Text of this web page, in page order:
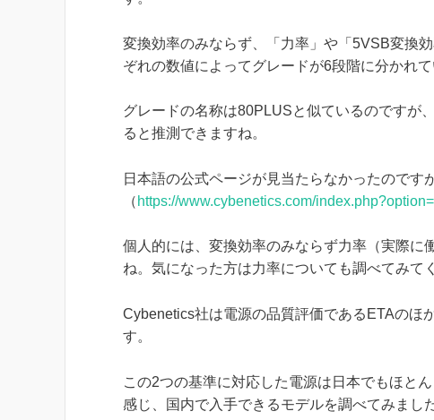
変換効率のみならず、「力率」や「5VSB変換
ぞれの数値によってグレードが6段階に分かれて
グレードの名称は80PLUSと似ているのですが
ると推測できますね。
日本語の公式ページが見当たらなかったのです
（ https://www.cybenetics.com/
個人的には、変換効率のみならず力率（実際に
ね。気になった方は力率についても調べてみて
Cybenetics社は電源の品質評価であるETAのほ
す。
この2つの基準に対応した電源は日本でもほと
感じ、国内で入手できるモデルを調べてみました